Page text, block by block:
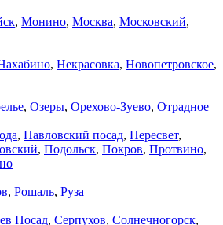
, Монино, Москва, Московский,
, Некрасовка, Новопетровское,
, Озеры, Орехово-Зуево, Отрадное
, Павловский посад, Пересвет,
, Подольск, Покров, Протвино,
, Рошаль, Руза
Посад, Серпухов, Солнечногорск,